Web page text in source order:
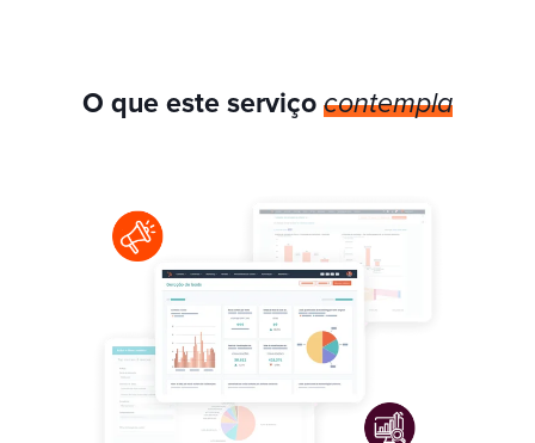
O que este serviço contempla